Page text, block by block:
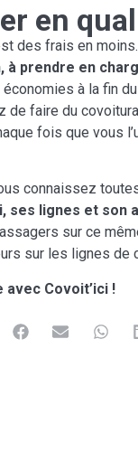
en
des frais en
à prendre en
à la fin du
de faire du
fois que vous
connaissez
ses lignes et son
sur ce
sur les lignes de
Covoit’ici !